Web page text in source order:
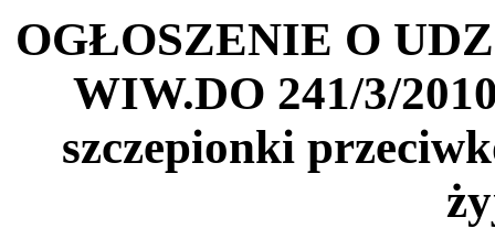
OGŁOSZENIE O
WIW.DO 241/3/
szczepionki